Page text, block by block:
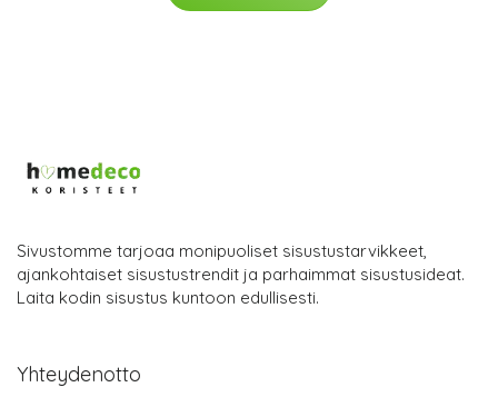
Sivustomme tarjoaa monipuoliset sisustustarvikkeet,
ajankohtaiset sisustustrendit ja parhaimmat sisustusideat.
Laita kodin sisustus kuntoon edullisesti.
Yhteydenotto